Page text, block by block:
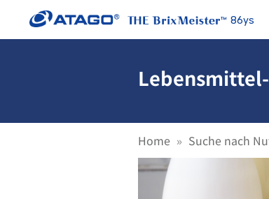
86ys
Home Suche nach